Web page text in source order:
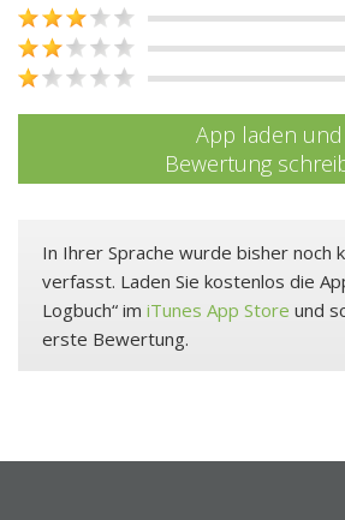
App laden und
Bewertung
In Ihrer Sprache wurde bisher noch
verfasst. Laden Sie kostenlos die
Logbuch“ im iTunes App Store und
erste Bewertung.